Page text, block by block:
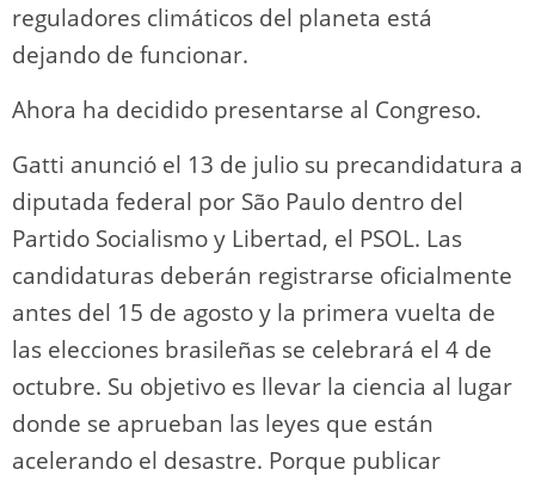
reguladores climáticos del planeta está
dejando de funcionar.
Ahora ha decidido presentarse al Congreso.
Gatti anunció el 13 de julio su precandidatura a
diputada federal por São Paulo dentro del
Partido Socialismo y Libertad, el PSOL. Las
candidaturas deberán registrarse oficialmente
antes del 15 de agosto y la primera vuelta de
las elecciones brasileñas se celebrará el 4 de
octubre. Su objetivo es llevar la ciencia al lugar
donde se aprueban las leyes que están
acelerando el desastre. Porque publicar